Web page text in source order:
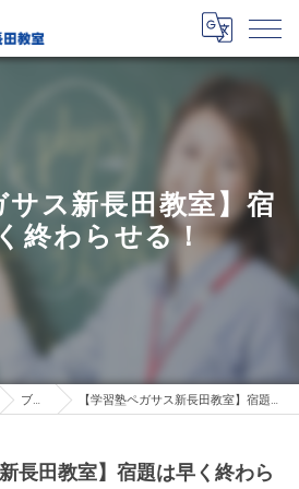
サス新長田教室】宿
終わらせる！
ブログ 【学習塾ペガサス新長田教室】宿題は早く終わらせる！
長田教室】宿題は早く終わら